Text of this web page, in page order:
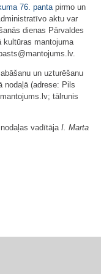
76. pantapirmo un
aktu var
dienas Pārvaldes
kultūras mantojuma
un uzturēšanu
nodaļā (adrese: Pils
tālrunis
vadītājaI. Marta